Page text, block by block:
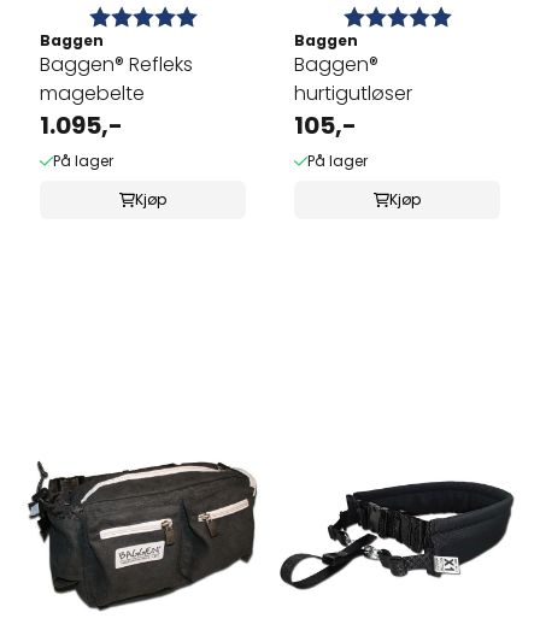
Karakter: 5.0 av 5 mulige
Baggen
Baggen® Refleks
magebelte
1.095,-
På lager
Kjøp
Karakter: 5.0 av 5
Baggen
Baggen®
hurtigutløser
105,-
På lager
Kjøp